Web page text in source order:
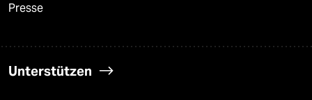
Presse
Unterstützen